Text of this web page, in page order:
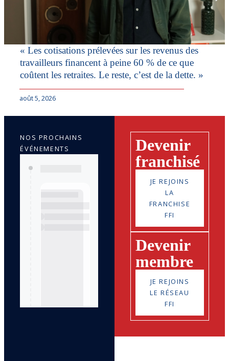
« Les cotisations prélevées sur les revenus des
travailleurs financent à peine 60 % de ce que
coûtent les retraites. Le reste, c’est de la dette. »
août 5, 2026
Devenir
franchisé
JE REJOINS
LA
FRANCHISE
FFI
Devenir
membre
JE REJOINS
LE RÉSEAU
FFI
NOS PROCHAINS
ÉVÉNEMENTS